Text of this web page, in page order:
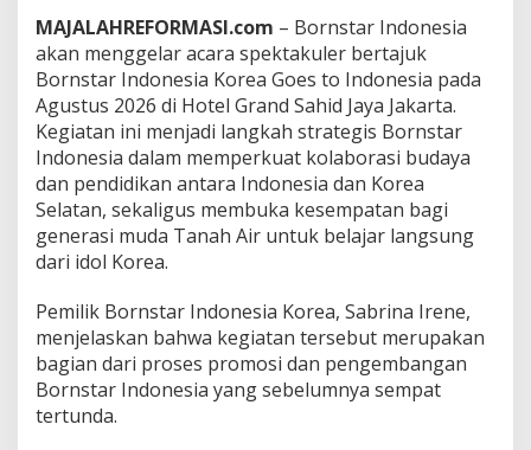
a
,
G
e
l
a
r
C
o
a
c
g
C
l
n
MAJALAHREFORMASI.com – Bornstar Indonesia
akan menggelar acara spektakuler bertajuk
Bornstar Indonesia Korea Goes to Indonesia pada
Agustus 2026 di Hotel Grand Sahid Jaya Jakarta.
Kegiatan ini menjadi langkah strategis Bornstar
Indonesia dalam memperkuat kolaborasi budaya
dan pendidikan antara Indonesia dan Korea
Selatan, sekaligus membuka kesempatan bagi
generasi muda Tanah Air untuk belajar langsung
dari idol Korea.
Pemilik Bornstar Indonesia Korea, Sabrina Irene,
menjelaskan bahwa kegiatan tersebut merupakan
bagian dari proses promosi dan pengembangan
Bornstar Indonesia yang sebelumnya sempat
tertunda.